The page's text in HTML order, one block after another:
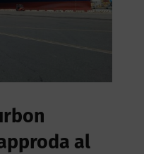
al